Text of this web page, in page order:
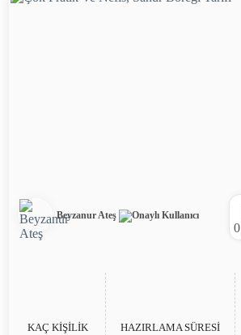
Beyzanur Ateş
0
KAÇ KİŞİLİK HAZIRLAMA SÜRESİ